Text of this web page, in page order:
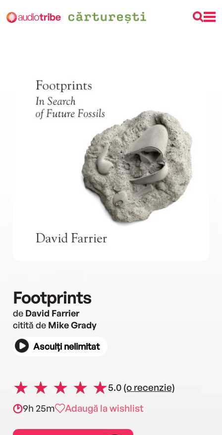
Footprints
de David Farrier
citită de Mike Grady
Asculți nelimitat
5.0 (o recenzie)
9h 25m
Adaugă la wishlist